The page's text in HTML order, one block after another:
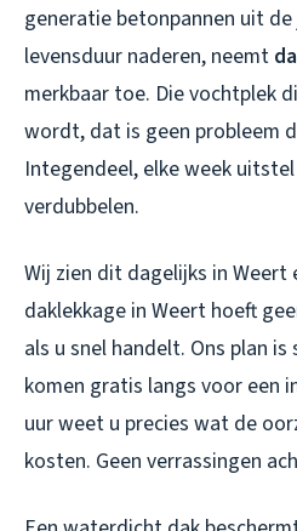
generatie betonpannen uit de
levensduur naderen, neemt
merkbaar toe. Die vochtplek
wordt, dat is geen probleem
Integendeel, elke week
verdubbelen.
Wij zien dit dagelijks in Weert
daklekkage in Weert hoeft
als u snel handelt. Ons plan
komen gratis langs voor een
uur weet u precies wat de
kosten. Geen verrassingen